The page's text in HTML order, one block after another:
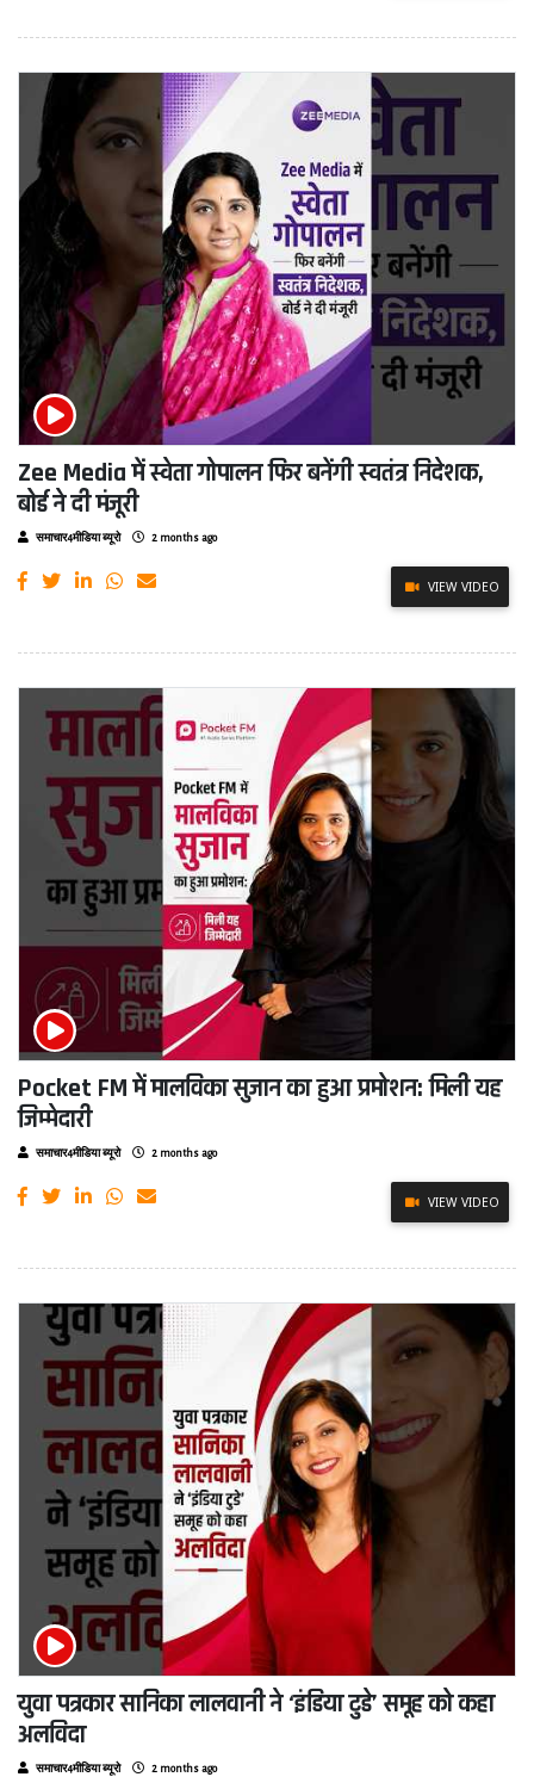
Zee Media में स्वेता गोपालन फिर बनेंगी स्वतंत्र निदेशक,
बोर्ड ने दी मंजूरी
समाचार4मीडिया ब्यूरो 2 months ago
VIEW VIDEO
Pocket FM में मालविका सुजान का हुआ प्रमोशन: मिली यह
जिम्मेदारी
समाचार4मीडिया ब्यूरो 2 months ago
VIEW VIDEO
युवा पत्रकार सानिका लालवानी ने ‘इंडिया टुडे’ समूह को कहा
अलविदा
समाचार4मीडिया ब्यूरो 2 months ago